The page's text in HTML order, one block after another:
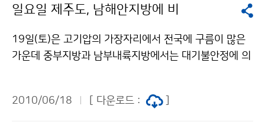
충북 진천에 국가기상위성센터를 설립하여 천리안 위성
석하기 위한 대비를 해 왔다. 통신해양기상위성 「천리안」
의 기상관측 시스템 국내 첫 정지궤도 복합위성인 통신해
& Meteorological Satellite)은 2003년부터 개발된 무
일요일 제주도, 남해안지방에 비
19일(토)은 고기압의 가장자리에서 전국에 구름이 많은
가운데 중부지방과 남부내륙지방에서는 대기불안정에 의
내리는 곳도 있겠으니, 피해가 없도록 대비해야 하겠다. 2
2010/06/18 [ 다운로드 :